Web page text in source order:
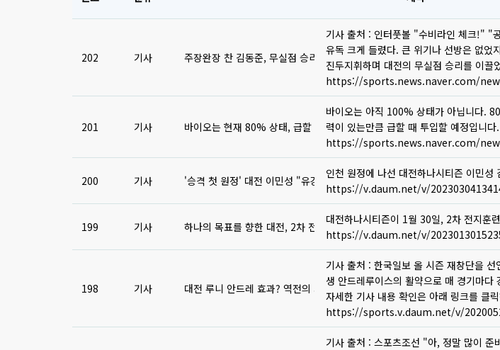
202 기사 주장완장 찬 김동준, 무실점 승리를 진두지휘하다 [ 인터풋볼 ]
기사 출처 : 인터풋볼 "수비라인 체크!" "
유독 크게 들렸다. 큰 위기나 선방은 없었
진두지휘하며 대전의 무실점 승리를 이
https://sports.news.naver.com/
201 기사 바이오는 현재 80% 상태, 급할 때 투입 [인터풋볼]
바이오는 아직 100% 상태가 아닙니다.
력이 있는만큼 급할 때 투입할 예정입니
https://sports.news.naver.com/
200 기사 '승격 첫 원정' 대전 이민성 "유강현-티아고, 좋은 활약 기대"
인천 원정에 나선 대전하나시티즌 이민성
https://v.daum.net/v/
199 기사 하나의 목표를 향한 대전, 2차 전지훈련 거제로 출발
대전하나시티즌이 1월 30일, 2차 전지훈
https://v.daum.net/v/
198 기사 대전 루니 안드레 효과? 역전의 사수 된 대전 [ 한국일보 ]
기사 출처 : 한국일보 올 시즌 재창단을
생 안드레루이스의 활약으로 매 경기마
자세한 기사 내용 확인은 아래 링크를 클
https://sports.v.daum.net/v/
기사 출처 : 스포츠조선 "아, 정말 많이 준